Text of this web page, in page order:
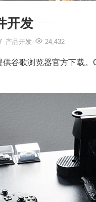
开发
产品开发 24,432
谷歌浏览器官方下载